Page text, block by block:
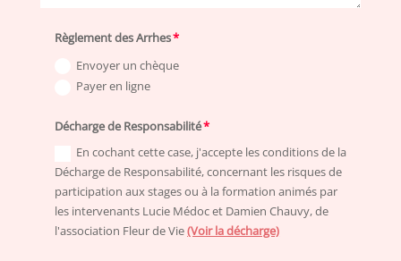
Règlement des Arrhes
Envoyer un chèque
Payer en ligne
Décharge de Responsabilité
En cochant cette case, j'accepte les conditions de la
Décharge de Responsabilité, concernant les risques de
participation aux stages ou à la formation animés par
les intervenants Lucie Médoc et Damien Chauvy, de
l'association Fleur de Vie(Voir la décharge)